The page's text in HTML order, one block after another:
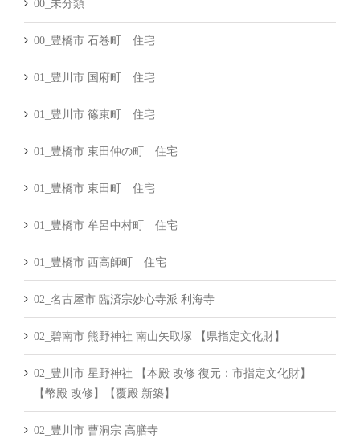
00_未分類
00_豊橋市 石巻町 住宅
01_豊川市 国府町 住宅
01_豊川市 篠束町 住宅
01_豊橋市 東田仲の町 住宅
01_豊橋市 東田町 住宅
01_豊橋市 牟呂中村町 住宅
01_豊橋市 西高師町 住宅
02_名古屋市 臨済宗妙心寺派 利海寺
02_碧南市 熊野神社 南山矢取塚 【県指定文化財】
02_豊川市 星野神社 【本殿 改修 復元：市指定文化財】
【幣殿 改修】【覆殿 新築】
02_豊川市 曹洞宗 高膳寺